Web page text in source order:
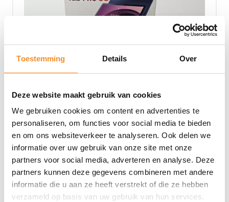
Toestemming Details Over
Deze website maakt gebruik van cookies
We gebruiken cookies om content en advertenties te
personaliseren, om functies voor social media te bieden
en om ons websiteverkeer te analyseren. Ook delen we
informatie over uw gebruik van onze site met onze
partners voor social media, adverteren en analyse. Deze
partners kunnen deze gegevens combineren met andere
informatie die u aan ze heeft verstrekt of die ze hebben
verzameld op basis van uw gebruik van hun services.
Lenovo Tab M10 5G – 6GB RAM – 128GB – Blauw
Op werkdagen vóór 15u besteld, vandaag verzonden!
€179,99